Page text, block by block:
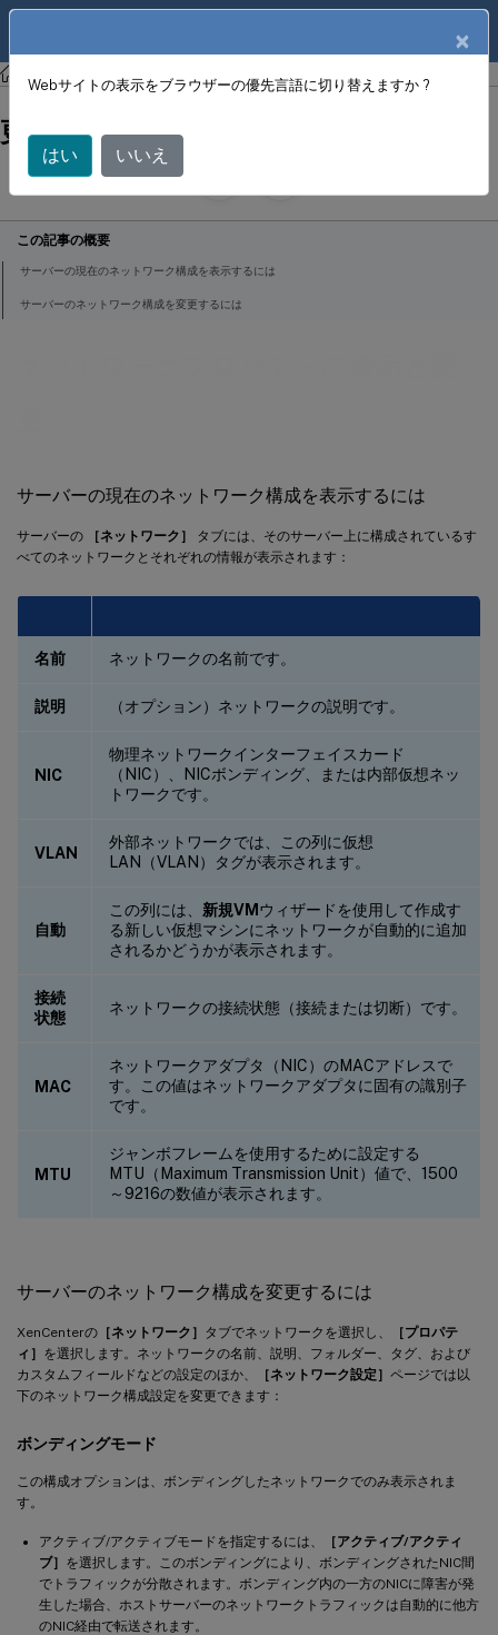
XenCenter XenCenter
サーバーの現在のネットワーク構成を表示するには
サーバーの ［ネットワーク］
タブには、そのサーバー上に構成されているす
べてのネットワークとそれぞれの情報が表示されます：
名前 ネットワークの名前です。
説明 （オプション）ネットワークの説明です。
NIC
物理ネットワークインターフェイスカード
（NIC）、NICボンディング、または内部仮想ネッ
トワークです。
VLAN
外部ネットワークでは、この列に仮想
LAN（VLAN）タグが表示されます。
自動
この列には、 新規VMウィザードを使用して作成す
る新しい仮想マシンにネットワークが自動的に追加
されるかどうかが表示されます。
接続
状態
ネットワークの接続状態（接続または切断）です。
MAC
ネットワークアダプタ（NIC）のMACアドレスで
す。この値はネットワークアダプタに固有の識別子
です。
MTU
ジャンボフレームを使用するために設定する
MTU（Maximum Transmission Unit）値で、1500
～9216の数値が表示されます。
サーバーのネットワーク構成を変更するには
XenCenterの ［ネットワーク］ タブでネットワークを選択し、
［プロパテ
ィ］ を選択します。ネットワークの名前、説明、フォルダー、タグ、および
カスタムフィールドなどの設定のほか、
［ネットワーク設定］ ページでは以
下のネットワーク構成設定を変更できます：
ボンディングモード
この構成オプションは、ボンディングしたネットワークでのみ表示されま
す。
アクティブ/アクティブモードを指定するには、
［アクティブ/アクティ
ブ］ を選択します。このボンディングにより、ボンディングされたNIC間
でトラフィックが分散されます。ボンディング内の一方のNICに障害が発
生した場合、ホストサーバーのネットワークトラフィックは自動的に他方
のNIC経由で転送されます。
ネットワークプロパティの表示と変
更
June 18, 2024
X
この記事の概要
サーバーの現在のネットワーク構成を表示するには
サーバーのネットワーク構成を変更するには
×
Webサイトの表示をブラウザーの優先言語に切り替えますか ?
はい いいえ